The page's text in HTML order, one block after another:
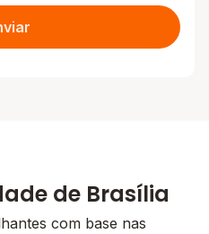
de Brasília
com base nas